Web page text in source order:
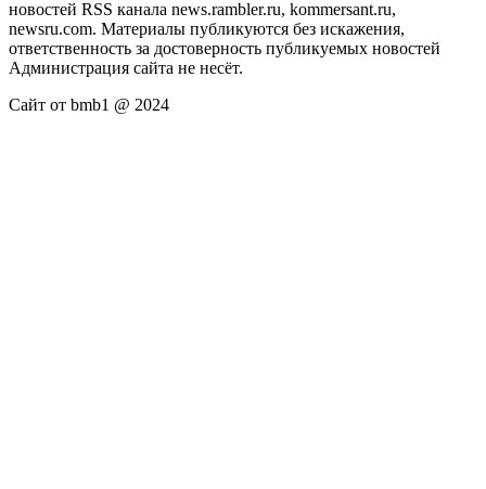
новостей RSS канала news.rambler.ru, kommersant.ru,
newsru.com. Материалы публикуются без искажения,
ответственность за достоверность публикуемых новостей
Администрация сайта не несёт.
Сайт от bmb1 @ 2024